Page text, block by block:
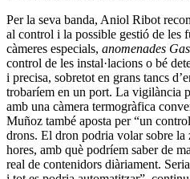
Per la seva banda, Aniol Ribot
al control i la possible gestió de les
càmeres especials, anomenades
control de les instal·lacions o bé
i precisa, sobretot en grans tancs
trobaríem en un port. La vigilància
amb una càmera termogràfica
Muñoz també aposta per “un
drons. El dron podria volar sobre la
hores, amb què podríem saber de
real de contenidors diàriament.